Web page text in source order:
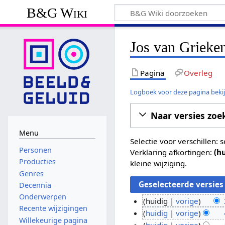
B&G Wiki
Jos van
Pagina Overleg
Logboek voor deze pagina
Naar versies
Selectie voor verschillen:
Verklaring afkortingen:
kleine wijziging.
2
huidig vorige
G
e
huidig vorige
Menu
Personen
Producties
Genres
Decennia
Onderwerpen
Recente wijzigingen
Willekeurige pagina